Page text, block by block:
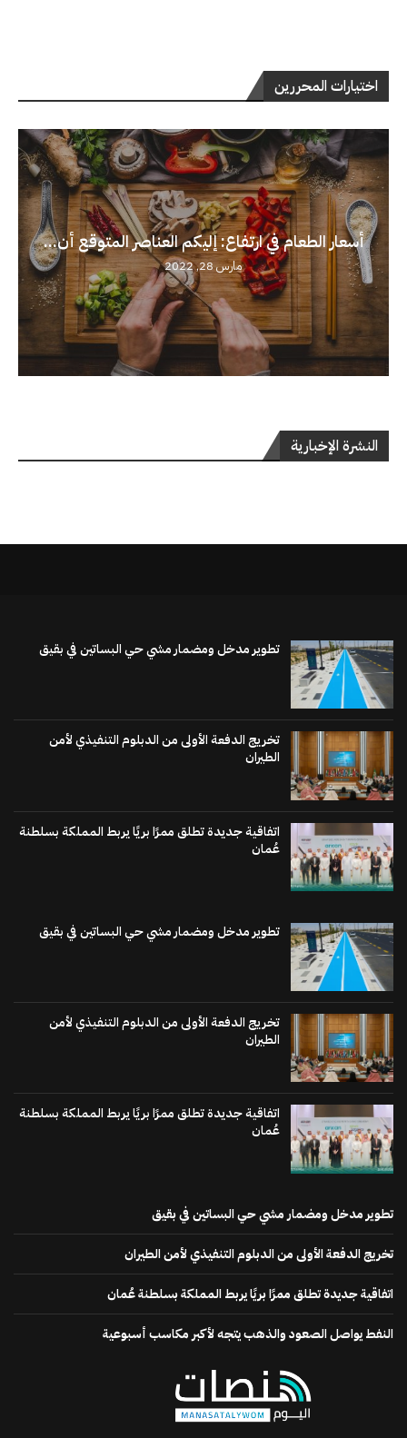
اختيارات المحررين
أسعار الطعام في ارتفاع: إليكم العناصر المتوقع أن...
مارس 28, 2022
النشرة الإخبارية
تطوير مدخل ومضمار مشي حي البساتين في بقيق
تخريج الدفعة الأولى من الدبلوم التنفيذي لأمن
الطيران
اتفاقية جديدة تطلق ممرًا بريًا يربط المملكة بسلطنة
عُمان
تطوير مدخل ومضمار مشي حي البساتين في بقيق
تخريج الدفعة الأولى من الدبلوم التنفيذي لأمن
الطيران
اتفاقية جديدة تطلق ممرًا بريًا يربط المملكة بسلطنة
عُمان
تطوير مدخل ومضمار مشي حي البساتين في بقيق
تخريج الدفعة الأولى من الدبلوم التنفيذي لأمن الطيران
اتفاقية جديدة تطلق ممرًا بريًا يربط المملكة بسلطنة عُمان
النفط يواصل الصعود والذهب يتجه لأكبر مكاسب أسبوعية